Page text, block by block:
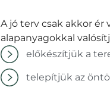
A jó terv csak akkor ér
alapanyagokkal
előkészítjük a
telepítjük az